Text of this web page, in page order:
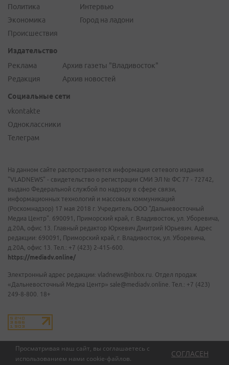
Просматривая наш сайт, вы соглашаетесь с
использованием нами cookie-файлов.
СОГЛАСЕН
Политика
Экономика
Происшествия
Интервью
Город на ладони
Издательство
Реклама
Редакция
Архив газеты "Владивосток"
Архив новостей
Социальные сети
vkontakte
Одноклассники
Телеграм
На данном сайте распространяется информация сетевого издания
"VLADNEWS" - свидетельство о регистрации СМИ ЭЛ № ФС 77 - 72742,
выдано Федеральной службой по надзору в сфере связи,
информационных технологий и массовых коммуникаций
(Роскомнадзор) 17 мая 2018 г. Учредитель ООО "Дальневосточный
Медиа Центр". 690091, Приморский край, г. Владивосток, ул. Уборевича,
д.20А, офис 13. Главный редактор Юркевич Дмитрий Юрьевич. Адрес
редакции: 690091, Приморский край, г. Владивосток, ул. Уборевича,
д.20А, офис 13. Тел.: +7 (423) 2-415-600.
https://mediadv.online/
Электронный адрес редакции: vladnews@inbox.ru. Отдел продаж
«Дальневосточный Медиа Центр» sale@mediadv.online. Тел.: +7 (423)
249-8-800. 18+